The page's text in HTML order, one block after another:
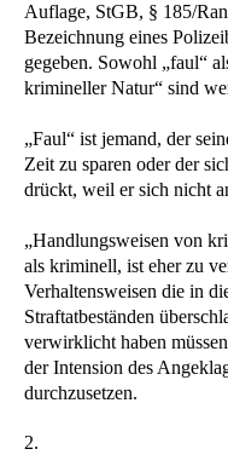
Auflage, StGB, § 185/
Bezeichnung eines
gegeben. Sowohl „faul“
krimineller Natur“ sind
„Faul“ ist jemand, der
Zeit zu sparen oder der
drückt, weil er sich nicht
„Handlungsweisen von
als kriminell, ist eher zu
Verhaltensweisen die in
Straftatbeständen
verwirklicht haben
der Intension des
durchzusetzen.
2.